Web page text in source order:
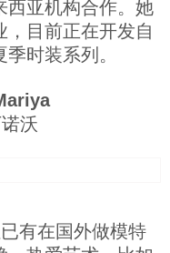
西亚机构合作。她
目前正在开发自
时装系列。
沃
有在国外做模特